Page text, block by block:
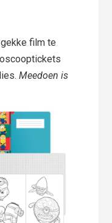
film te
Meedoen is